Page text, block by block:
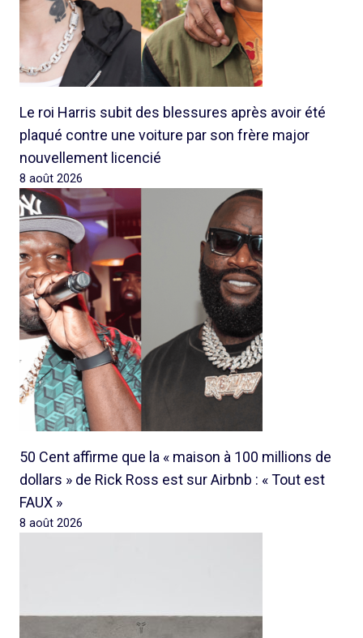
Le roi Harris subit des blessures après avoir été
plaqué contre une voiture par son frère major
nouvellement licencié
8 août 2026
50 Cent affirme que la « maison à 100 millions de
dollars » de Rick Ross est sur Airbnb : « Tout est
FAUX »
8 août 2026